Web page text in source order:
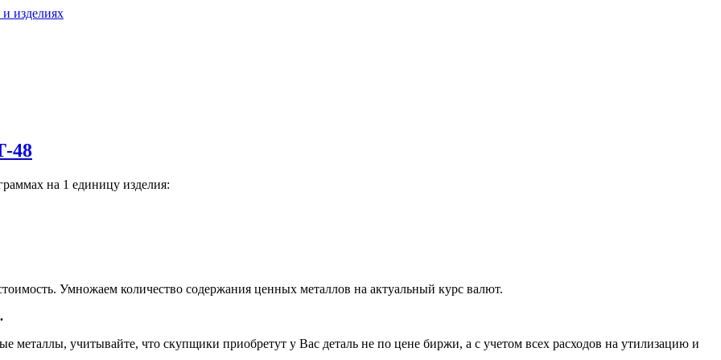
изделиях
48
на 1 единицу изделия:
Умножаем количество содержания ценных металлов на актуальный курс валют.
металлы, учитывайте, что скупщики приобретут у Вас деталь не по цене биржи, а с учетом всех расходов на утилизацию и